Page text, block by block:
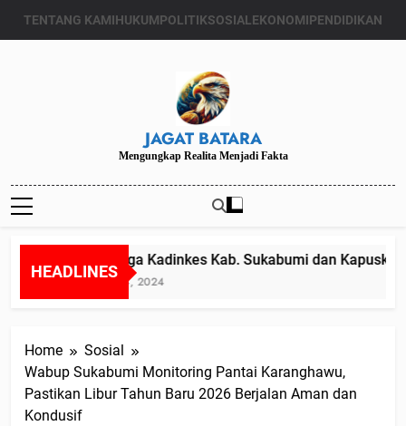
TENTANG KAMIHUKUMPOLITIKSOSIALEKONOMIPENDIDIKAN
JAGAT BATARA
Mengungkap Realita Menjadi Fakta
HEADLINES
Diduga Kadinkes Kab. Sukabumi dan
Juli 24, 2024
Home
Sosial
Wabup Sukabumi Monitoring Pantai Karanghawu,
Pastikan Libur Tahun Baru 2026 Berjalan Aman dan
Kondusif